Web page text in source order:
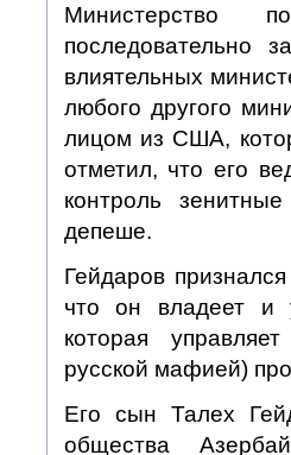
Министерство
последовательно
влиятельных
любого другого
лицом из США,
отметил, что его
контроль
депеше.
Гейдаров
что он владеет и
которая
русской мафией)
Его сын Талех
общества